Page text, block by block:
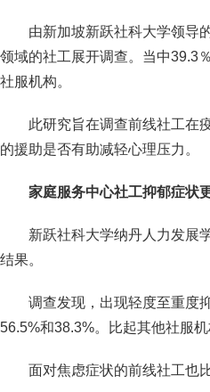
由新加坡新跃社科大学领导
领域的社工展开调查。当中39.3
社服机构。
此研究旨在调查前线社工在
的援助是否有助减轻心理压力。
家庭服务中心社工抑郁症状
新跃社科大学纳丹人力发展
结果。
调查发现，出现轻度至重度
56.5%和38.3%。比起其他社服
面对焦虑症状的前线社工也